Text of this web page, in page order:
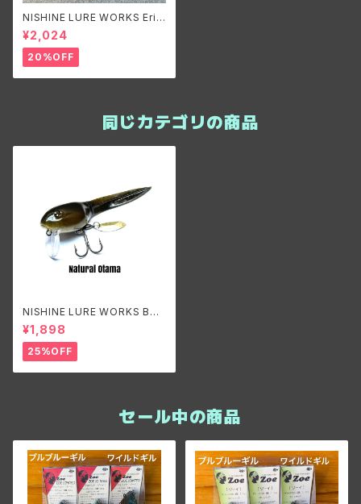
NISHINE LURE WORKS Erie
95 MD/ニシネルアーワークス
エリー95 MD
¥2,024
20%OFF
同じカテゴリの商品
NISHINE LURE WORKS BQ
Otama/ニシネルアーワークス
BQオタマ
¥1,898
25%OFF
セール中の商品